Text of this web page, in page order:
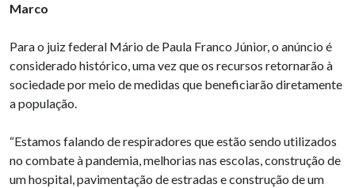
Marco
Para o juiz federal Mário de Paula Franco Júnior, o anúncio é
considerado histórico, uma vez que os recursos retornarão à
sociedade por meio de medidas que beneficiarão diretamente
a população.
“Estamos falando de respiradores que estão sendo utilizados
no combate à pandemia, melhorias nas escolas, construção de
um hospital, pavimentação de estradas e construção de um